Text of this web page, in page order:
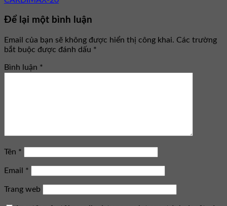
Để lại một bình luận
Email của bạn sẽ không được hiển thị công khai. Các trường
bắt buộc được đánh dấu *
Bình luận *
Tên *
Email *
Trang web